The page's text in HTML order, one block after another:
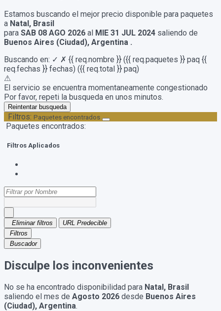
Estamos buscando el mejor precio disponible para paquetes
a Natal, Brasil
para SAB 08 AGO 2026 al MIE 31 JUL 2024 saliendo de
Buenos Aires (Ciudad), Argentina .
Buscando en: ✓ ✗ {{ req.nombre }} ({{ req.paquetes }} paq {{
req.fechas }} fechas) ({{ req.total }} paq)
⚠
El servicio se encuentra momentaneamente congestionado
Por favor, repeti la busqueda en unos minutos.
Reintentar busqueda
Filtros: Paquetes encontrados
Paquetes encontrados:
Filtros Aplicados
Eliminar filtros
URL Predecible
Filtros
Buscador
Disculpe los inconvenientes
No se ha encontrado disponibilidad para Natal, Brasil
saliendo el mes de Agosto 2026 desde Buenos Aires
(Ciudad), Argentina.